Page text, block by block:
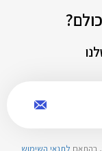
בהתאם לתנאי השימוש